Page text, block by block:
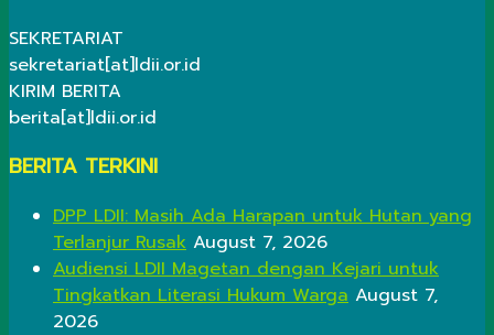
SEKRETARIAT
sekretariat[at]ldii.or.id
KIRIM BERITA
berita[at]ldii.or.id
BERITA TERKINI
DPP LDII: Masih Ada Harapan untuk Hutan yang
Terlanjur Rusak August 7, 2026
Audiensi LDII Magetan dengan Kejari untuk
Tingkatkan Literasi Hukum Warga August 7,
2026